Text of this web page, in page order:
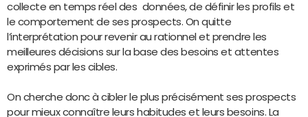
collecte en temps réel des données, de définir les profils et
le comportement de ses prospects. On quitte
l’interprétation pour revenir au rationnel et prendre les
meilleures décisions sur la base des besoins et attentes
exprimés par les cibles.
On cherche donc à cibler le plus précisément ses prospects
pour mieux connaître leurs habitudes et leurs besoins. La